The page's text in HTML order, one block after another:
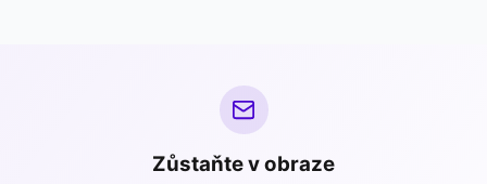
Zůstaňte v obraze